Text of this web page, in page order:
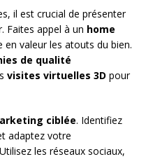
il est crucial de présenter
Faites appel à un home
valeur les atouts du bien.
de qualité
visites virtuelles 3D pour
ciblée. Identifiez
adaptez votre
les réseaux sociaux,